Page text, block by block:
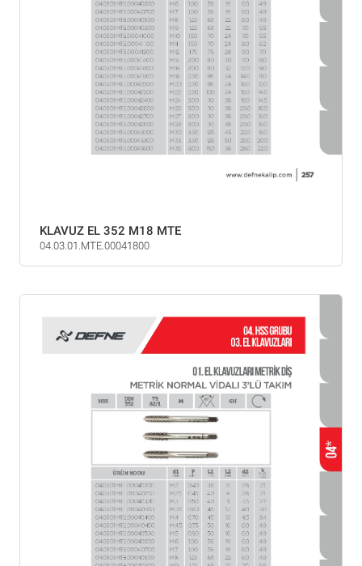
KLAVUZ EL 352 M18 MTE
04.03.01.MTE.00041800